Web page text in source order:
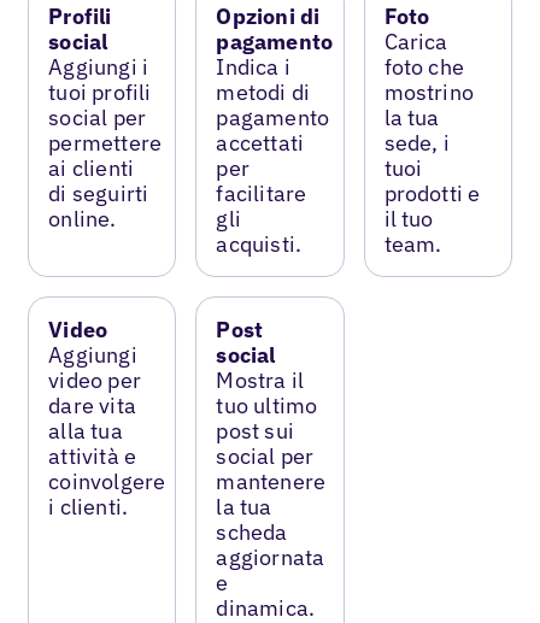
Profili
social
Aggiungi i
tuoi profili
social per
permettere
ai clienti
di seguirti
online.
Opzioni di
pagamento
Indica i
metodi di
pagamento
accettati
per
facilitare
gli
acquisti.
Foto
Carica
foto che
mostrino
la tua
sede, i
tuoi
prodotti e
il tuo
team.
Video
Aggiungi
video per
dare vita
alla tua
attività e
coinvolgere
i clienti.
Post
social
Mostra il
tuo ultimo
post sui
social per
mantenere
la tua
scheda
aggiornata
e
dinamica.